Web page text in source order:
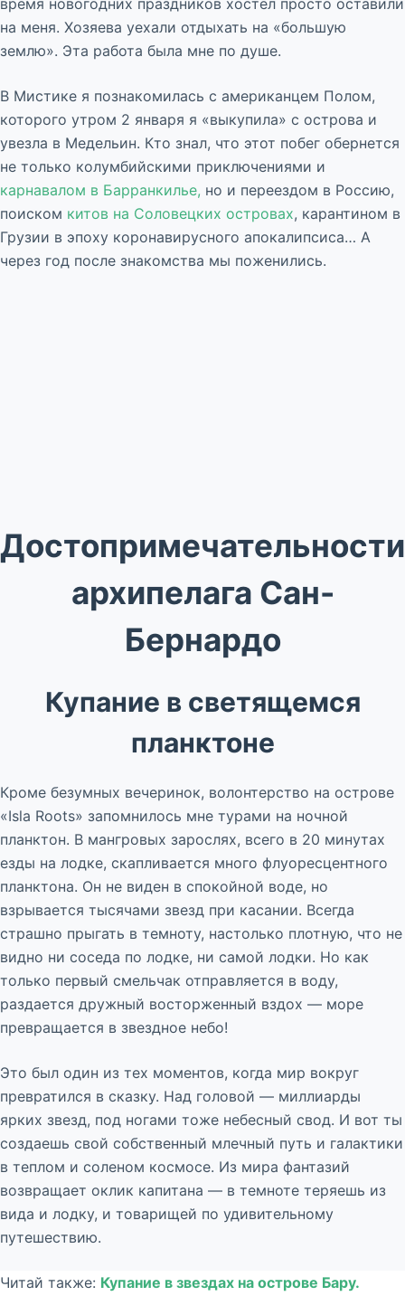
время новогодних праздников хостел просто оставили
на меня. Хозяева уехали отдыхать на «большую
землю». Эта работа была мне по душе.
В Мистике я познакомилась с американцем Полом,
которого утром 2 января я «выкупила» с острова и
увезла в Медельин. Кто знал, что этот побег обернется
не только колумбийскими приключениями и
карнавалом в Барранкилье, но и переездом в Россию,
поиском китов на Соловецких островах, карантином в
Грузии в эпоху коронавирусного апокалипсиса… А
через год после знакомства мы поженились.
Достопримечательности
архипелага Сан-
Бернардо
Купание в светящемся
планктоне
Кроме безумных вечеринок, волонтерство на острове
«Isla Roots» запомнилось мне турами на ночной
планктон. В мангровых зарослях, всего в 20 минутах
езды на лодке, скапливается много флуоресцентного
планктона. Он не виден в спокойной воде, но
взрывается тысячами звезд при касании. Всегда
страшно прыгать в темноту, настолько плотную, что не
видно ни соседа по лодке, ни самой лодки. Но как
только первый смельчак отправляется в воду,
раздается дружный восторженный вздох — море
превращается в звездное небо!
Это был один из тех моментов, когда мир вокруг
превратился в сказку. Над головой — миллиарды
ярких звезд, под ногами тоже небесный свод. И вот ты
создаешь свой собственный млечный путь и галактики
в теплом и соленом космосе. Из мира фантазий
возвращает оклик капитана — в темноте теряешь из
вида и лодку, и товарищей по удивительному
путешествию.
Читай также: Купание в звездах на острове Бару.